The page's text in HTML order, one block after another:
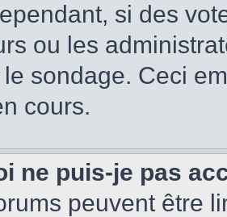
si des
ou les
sondage. Ceci
cours.
ne puis-je pas
peuvent être